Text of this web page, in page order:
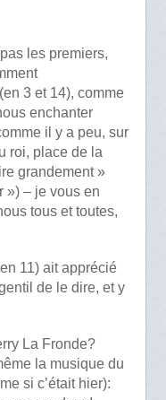
les premiers,
3 et 14), comme
enchanter
il y a peu, sur
roi, place de la
grandement »
») – je vous en
tous et toutes,
11) ait apprécié
de le dire, et y
La Fronde?
la musique du
si c’était hier):